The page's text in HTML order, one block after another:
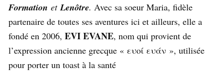
Formation et Lenôtre. Avec sa soeur Maria, fidèle
partenaire de toutes ses aventures ici et ailleurs, elle a
fondé en 2006, EVI EVANE, nom qui provient de
l’expression ancienne grecque « ευοί ευάν », utilisée
pour porter un toast à la santé